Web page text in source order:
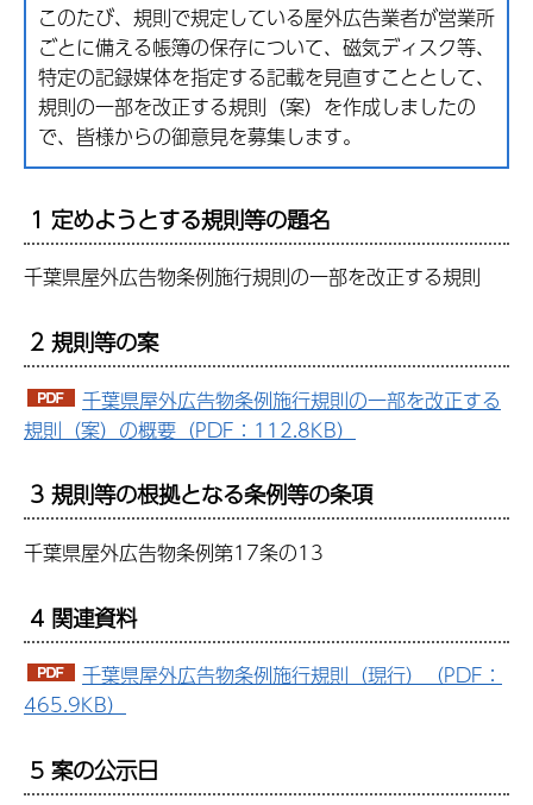
このたび、規則で規定している屋外広告業者が営業所
ごとに備える帳簿の保存について、磁気ディスク等、
特定の記録媒体を指定する記載を見直すこととして、
規則の一部を改正する規則（案）を作成しましたの
で、皆様からの御意見を募集します。
1 定めようとする規則等の題名
千葉県屋外広告物条例施行規則の一部を改正する規則
2 規則等の案
千葉県屋外広告物条例施行規則の一部を改正する
規則（案）の概要（PDF：112.8KB）
3 規則等の根拠となる条例等の条項
千葉県屋外広告物条例第17条の13
4 関連資料
千葉県屋外広告物条例施行規則（現行）（PDF：
465.9KB）
5 案の公示日